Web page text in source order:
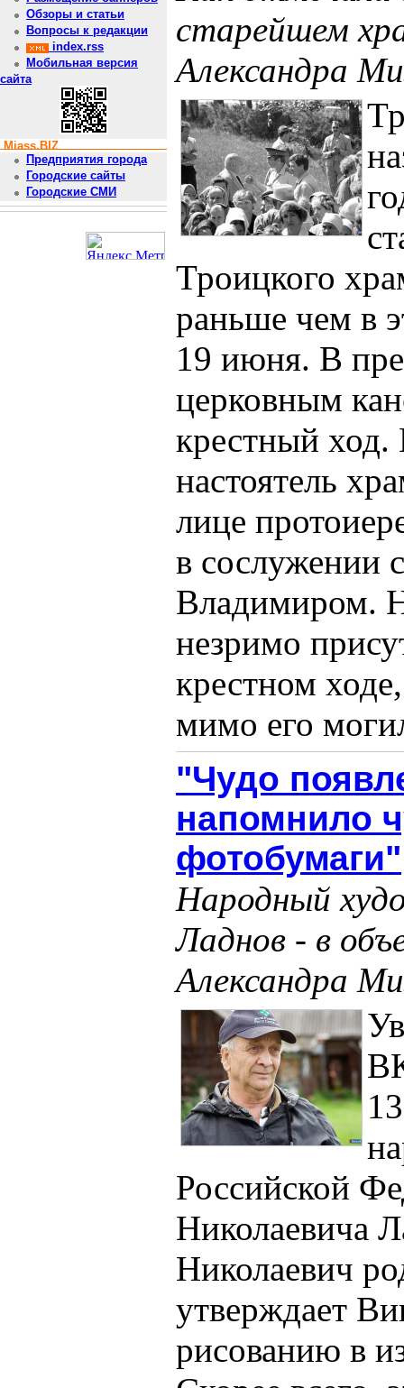
Обзоры и статьи
Вопросы к редакции
index.rss
Мобильная версия
сайта
Miass.BIZ
Предприятия города
Городские сайты
Городские СМИ
старейшем
Александра
Троицкого
раньше чем в
19 июня. В
церковным
крестный ход.
настоятель
лице
в сослужении
Владимиром.
незримо
крестном
мимо его
"Чудо
напомнило
фотобумаги"
Народный
Ладнов - в
Александра
Российской
Николаевича
Николаевич
утверждает
рисованию в